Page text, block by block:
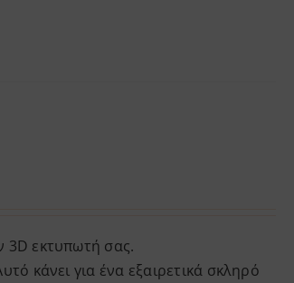
3D εκτυπωτή σας.
κάνει για ένα εξαιρετικά σκληρό